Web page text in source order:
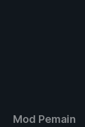
Mod Pemain